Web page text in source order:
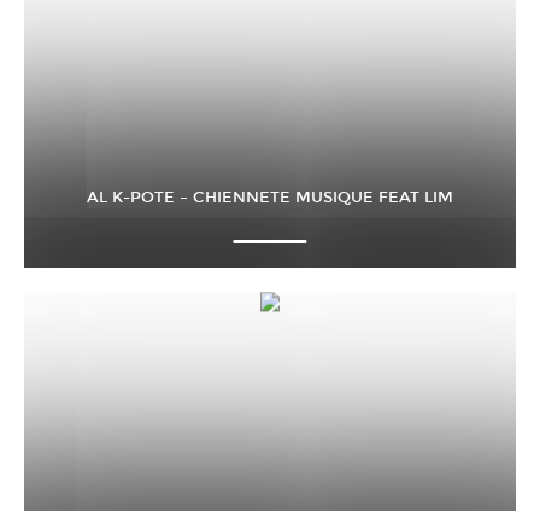
AL K-POTE – CHIENNETE MUSIQUE FEAT LIM